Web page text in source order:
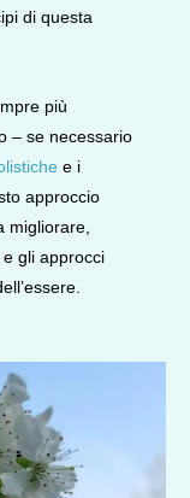
di questa
più
– se necessario
e i
approccio
migliorare,
gli approcci